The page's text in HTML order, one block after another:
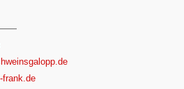
frank.de